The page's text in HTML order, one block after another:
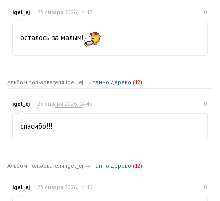
igel_ej 23 января 2026, 14:47 0
осталось за малым!
Альбом пользователя igel_ej → панно дерево (12)
igel_ej 23 января 2026, 14:45 0
спасибо!!!
Альбом пользователя igel_ej → панно дерево (12)
igel_ej 23 января 2026, 14:45 0